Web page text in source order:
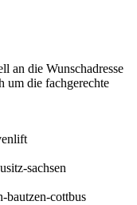
an die Wunschadresse
um die fachgerechte